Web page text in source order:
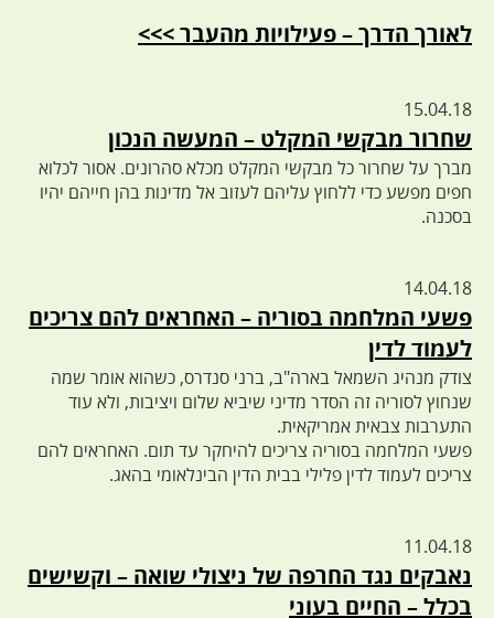
לאורך הדרך – פעילויות מהעבר >>>
15.04.18
שחרור מבקשי המקלט – המעשה הנכון
מברך על שחרור כל מבקשי המקלט מכלא סהרונים. אסור לכלוא
חפים מפשע כדי ללחוץ עליהם לעזוב אל מדינות בהן חייהם יהיו
בסכנה.
14.04.18
פשעי המלחמה בסוריה – האחראים להם צריכים
לעמוד לדין
צודק מנהיג השמאל בארה"ב, ברני סנדרס, כשהוא אומר שמה
שנחוץ לסוריה זה הסדר מדיני שיביא שלום ויציבות, ולא עוד
התערבות צבאית אמריקאית.
פשעי המלחמה בסוריה צריכים להיחקר עד תום. האחראים להם
צריכים לעמוד לדין פלילי בבית הדין הבינלאומי בהאג.
11.04.18
נאבקים נגד החרפה של ניצולי שואה – וקשישים
בכלל – החיים בעוני